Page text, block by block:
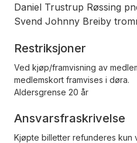
Daniel Trustrup Røssing
Svend Johnny Breiby
Restriksjoner
Ved kjøp/framvisning av
medlemskort framvises i døra.
Aldersgrense 20 år
Ansvarsfraskrivelse
Kjøpte billetter refunderes kun